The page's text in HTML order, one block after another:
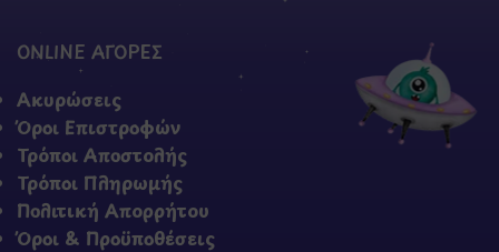
ONLINE ΑΓΟΡΕΣ
Ακυρώσεις
Όροι Επιστροφών
Τρόποι Αποστολής
Τρόποι Πληρωμής
Πολιτική Απορρήτου
Όροι & Προϋποθέσεις